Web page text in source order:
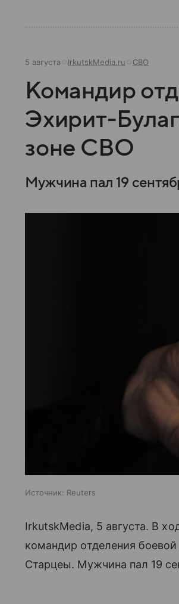
5 августа IrkutskMedia.ru СВО
Командир
Эхирит-
зоне СВО
Мужчина пал 19
Источник: Reuters
IrkutskMedia, 5 августа. В
командир отделения
Старцеы. Мужчина пал 19